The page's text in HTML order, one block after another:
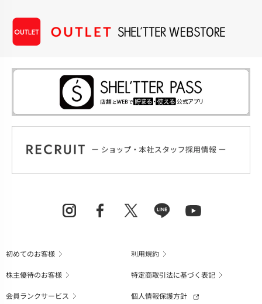
初めてのお客様
利用規約
株主優待のお客様
特定商取引法に基づく表記
会員ランクサービス
個人情報保護方針